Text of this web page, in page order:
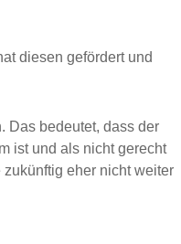
diesen gefördert und
Das bedeutet, dass der
ist und als nicht gerecht
eher nicht weiter